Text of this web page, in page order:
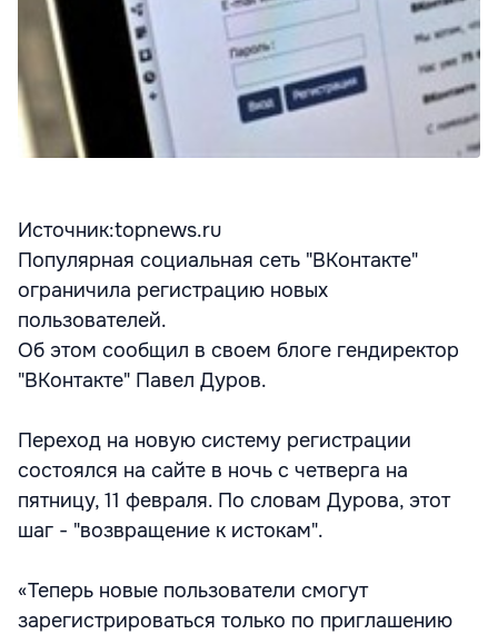
Источник:topnews.ru
Популярная социальная сеть "ВКонтакте"
ограничила регистрацию новых
пользователей.
Об этом сообщил в своем блоге гендиректор
"ВКонтакте" Павел Дуров.
Переход на новую систему регистрации
состоялся на сайте в ночь с четверга на
пятницу, 11 февраля. По словам Дурова, этот
шаг - "возвращение к истокам".
«Теперь новые пользователи смогут
зарегистрироваться только по приглашению